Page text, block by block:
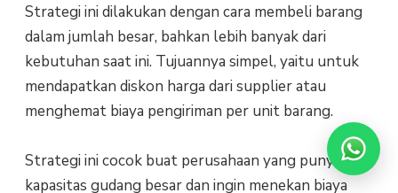
Strategi ini dilakukan dengan cara membeli barang
dalam jumlah besar, bahkan lebih banyak dari
kebutuhan saat ini. Tujuannya simpel, yaitu untuk
mendapatkan diskon harga dari supplier atau
menghemat biaya pengiriman per unit barang.
Strategi ini cocok buat perusahaan yang punya
kapasitas gudang besar dan ingin menekan biaya